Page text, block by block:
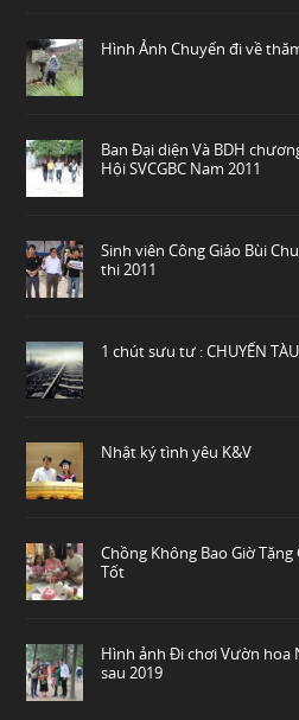
Hình Ảnh Chuyến đi về
Ban Đại diện Và BDH
Hội SVCGBC Nam 2011
Sinh viên Công Giáo Bùi
thi 2011
1 chút sưu tư : CHUYẾN
Nhật ký tình yêu K&V
Chồng Không Bao Giờ
Tốt
Hình ảnh Đi chơi Vườn hoa
sau 2019